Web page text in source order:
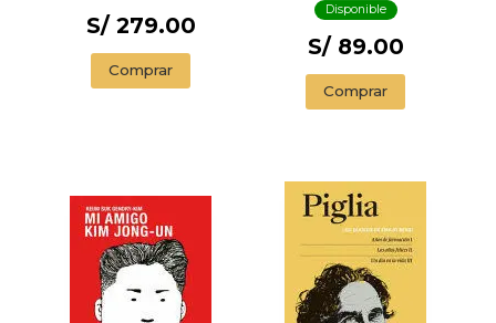
S/ 279.00
Comprar
Disponible
S/ 89.00
Comprar